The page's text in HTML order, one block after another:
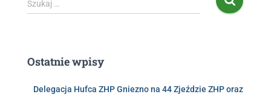
Szukaj …
Ostatnie wpisy
Delegacja Hufca ZHP Gniezno na 44 Zjeździe ZHP oraz